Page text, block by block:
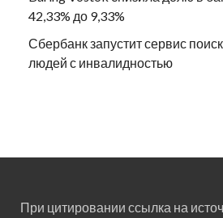
42,33% до 9,33%
Сбербанк запустит сервис
людей с инвалидностью
При цитировании ссылка на